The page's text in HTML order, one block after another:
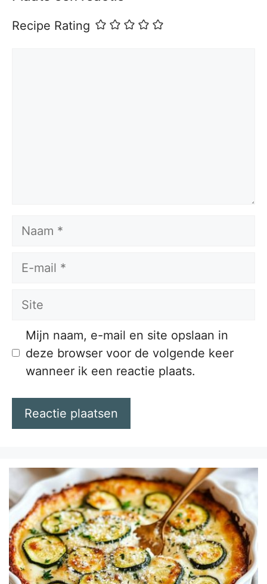
Recipe Rating
Naam
E-
Site
Mijn naam, e-mail en site opslaan in
deze browser voor de volgende keer
wanneer ik een reactie plaats.